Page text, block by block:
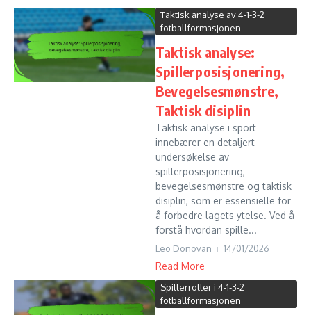
Taktisk analyse av 4-1-3-2
fotballformasjonen
Taktisk analyse:
Spillerposisjonering,
Bevegelsesmønstre,
Taktisk disiplin
Taktisk analyse i sport
innebærer en detaljert
undersøkelse av
spillerposisjonering,
bevegelsesmønstre og taktisk
disiplin, som er essensielle for
å forbedre lagets ytelse. Ved å
forstå hvordan spille...
Leo Donovan 14/01/2026
Read More
Spillerroller i 4-1-3-2
fotballformasjonen